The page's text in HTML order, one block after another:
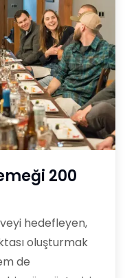
200
hedefleyen,
oluşturmak
de